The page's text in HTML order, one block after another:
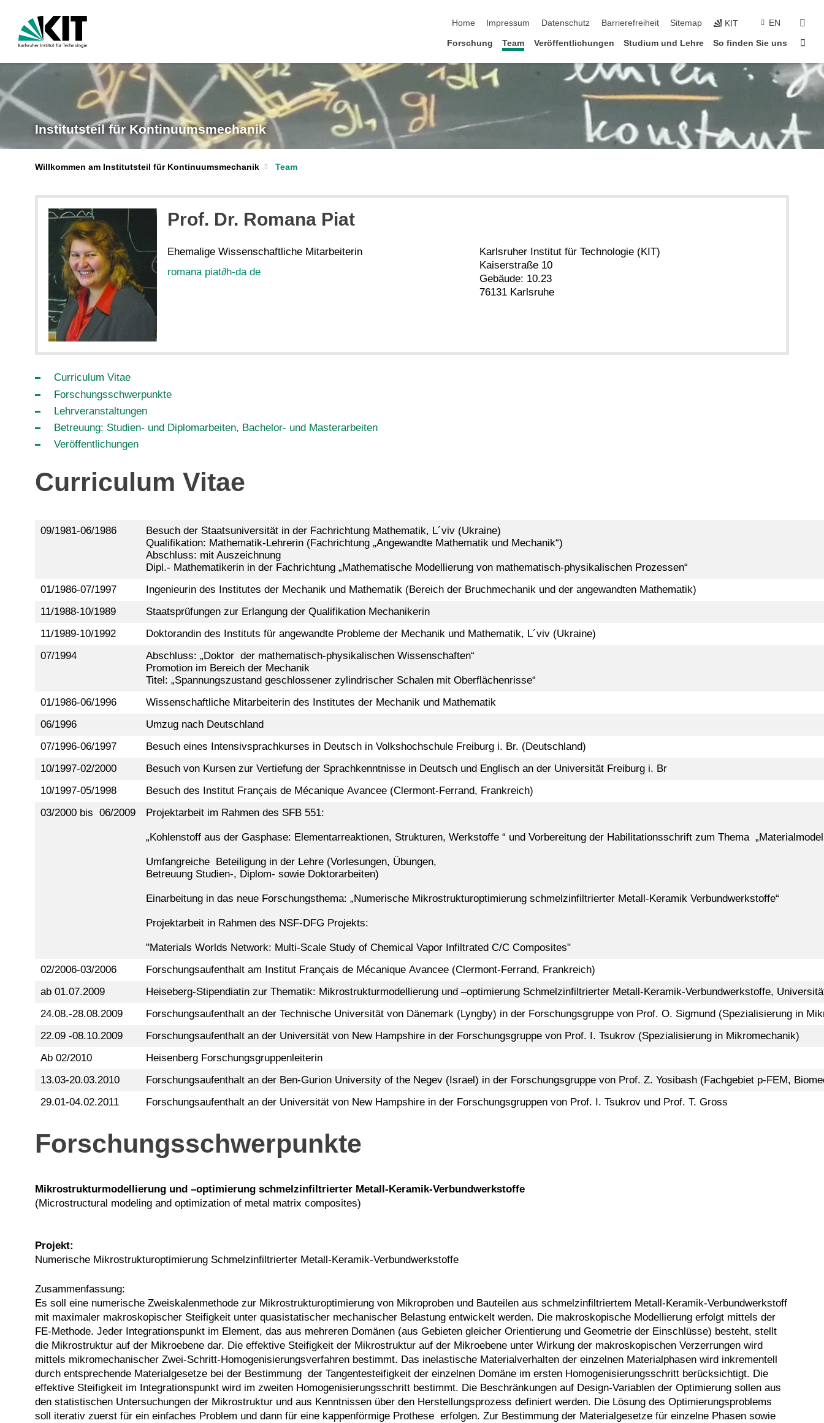
Home
Impressum Datenschutz Barrierefreiheit Sitemap KIT EN
Forschung Team Veröffentlichungen Studium und Lehre So finden Sie uns
Institutsteil für Kontinuumsmechanik
Willkommen am Institutsteil für Kontinuumsmechanik Team
Prof. Dr. Romana Piat
Ehemalige Wissenschaftliche Mitarbeiterin
romana piat∂h-da de
Karlsruher Institut für Technologie (KIT)
Kaiserstraße 10
Gebäude: 10.23
76131 Karlsruhe
Curriculum Vitae
Forschungsschwerpunkte
Lehrveranstaltungen
Betreuung: Studien- und Diplomarbeiten, Bachelor- und Masterarbeiten
Veröffentlichungen
Curriculum Vitae
09/1981-06/1986
Besuch der Staatsuniversität in der Fachrichtung Mathematik, L´viv (Ukraine)
Qualifikation: Mathematik-Lehrerin (Fachrichtung „Angewandte Mathematik und Mechanik“)
Abschluss: mit Auszeichnung
Dipl.- Mathematikerin in der Fachrichtung „Mathematische Modellierung von mathematisch-physikalischen Prozessen“
01/1986-07/1997
Ingenieurin des Institutes der Mechanik und Mathematik (Bereich der Bruchmechanik und der angewandten Mathematik)
11/1988-10/1989
Staatsprüfungen zur Erlangung der Qualifikation Mechanikerin
11/1989-10/1992
Doktorandin des Instituts für angewandte Probleme der Mechanik und Mathematik, L´viv (Ukraine)
07/1994
Abschluss: „Doktor der mathematisch-physikalischen Wissenschaften“
Promotion im Bereich der Mechanik
Titel: „Spannungszustand geschlossener zylindrischer Schalen mit Oberflächenrisse“
01/1986-06/1996
Wissenschaftliche Mitarbeiterin des Institutes der Mechanik und Mathematik
06/1996
Umzug nach Deutschland
07/1996-06/1997
Besuch eines Intensivsprachkurses in Deutsch in Volkshochschule Freiburg i. Br. (Deutschland)
10/1997-02/2000
Besuch von Kursen zur Vertiefung der Sprachkenntnisse in Deutsch und Englisch an der Universität Freiburg i. Br
10/1997-05/1998
Besuch des Institut Français de Mécanique Avancee (Clermont-Ferrand, Frankreich)
03/2000 bis 06/2009
Projektarbeit im Rahmen des SFB 551:
„Kohlenstoff aus der Gasphase: Elementarreaktionen, Strukturen, Werkstoffe “ und Vorbereitung der Habilitationsschrift zum Thema
Umfangreiche Beteiligung in der Lehre (Vorlesungen, Übungen,
Betreuung Studien-, Diplom- sowie Doktorarbeiten)
Einarbeitung in das neue Forschungsthema: „Numerische Mikrostrukturoptimierung schmelzinfiltrierter Metall-Keramik Verbundwerkstoffe“
Projektarbeit in Rahmen des NSF-DFG Projekts:
"Materials Worlds Network: Multi-Scale Study of Chemical Vapor Infiltrated C/C Composites"
02/2006-03/2006
Forschungsaufenthalt am Institut Français de Mécanique Avancee (Clermont-Ferrand, Frankreich)
ab 01.07.2009
Heiseberg-Stipendiatin zur Thematik: Mikrostrukturmodellierung und –optimierung Schmelzinfiltrierter Metall-Keramik-Verbundwerkstoffe,
24.08.-28.08.2009
Forschungsaufenthalt an der Technische Universität von Dänemark (Lyngby) in der Forschungsgruppe von Prof. O. Sigmund (Spezialisierung in
22.09 -08.10.2009
Forschungsaufenthalt an der Universität von New Hampshire in der Forschungsgruppe von Prof. I. Tsukrov (Spezialisierung in Mikromechanik)
Ab 02/2010
Heisenberg Forschungsgruppenleiterin
13.03-20.03.2010
Forschungsaufenthalt an der Ben-Gurion University of the Negev (Israel) in der Forschungsgruppe von Prof. Z. Yosibash (Fachgebiet p-FEM,
29.01-04.02.2011
Forschungsaufenthalt an der Universität von New Hampshire in der Forschungsgruppen von Prof. I. Tsukrov und Prof. T. Gross
Forschungsschwerpunkte
Mikrostrukturmodellierung und –optimierung schmelzinfiltrierter Metall-Keramik-Verbundwerkstoffe
(Microstructural modeling and optimization of metal matrix composites)
Projekt:
Numerische Mikrostrukturoptimierung Schmelzinfiltrierter Metall-Keramik-Verbundwerkstoffe
Zusammenfassung:
Es soll eine numerische Zweiskalenmethode zur Mikrostrukturoptimierung von Mikroproben und Bauteilen aus schmelzinfiltriertem Metall-Keramik-Verbundwerkstoff
mit maximaler makroskopischer Steifigkeit unter quasistatischer mechanischer Belastung entwickelt werden. Die makroskopische Modellierung erfolgt mittels der
FE-Methode. Jeder Integrationspunkt im Element, das aus mehreren Domänen (aus Gebieten gleicher Orientierung und Geometrie der Einschlüsse) besteht, stellt
die Mikrostruktur auf der Mikroebene dar. Die effektive Steifigkeit der Mikrostruktur auf der Mikroebene unter Wirkung der makroskopischen Verzerrungen wird
mittels mikromechanischer Zwei-Schritt-Homogenisierungsverfahren bestimmt. Das inelastische Materialverhalten der einzelnen Materialphasen wird inkrementell
durch entsprechende Materialgesetze bei der Bestimmung der Tangentesteifigkeit der einzelnen Domäne im ersten Homogenisierungsschritt berücksichtigt. Die
effektive Steifigkeit im Integrationspunkt wird im zweiten Homogenisierungsschritt bestimmt. Die Beschränkungen auf Design-Variablen der Optimierung sollen aus
den statistischen Untersuchungen der Mikrostruktur und aus Kenntnissen über den Herstellungsprozess definiert werden. Die Lösung des Optimierungsproblems
soll iterativ zuerst für ein einfaches Problem und dann für eine kappenförmige Prothese erfolgen. Zur Bestimmung der Materialgesetze für einzelne Phasen sowie